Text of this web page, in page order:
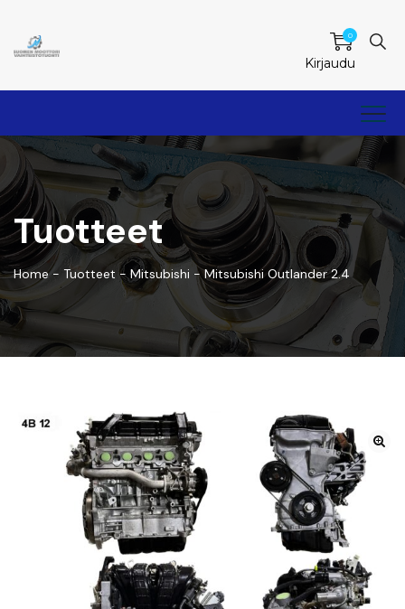
0
Kirjaudu
Tuotteet
Home- Tuotteet -Mitsubishi -Mitsubishi Outlander 2.4